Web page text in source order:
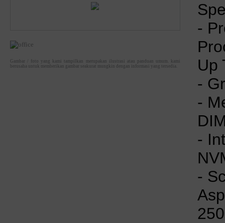
Gambar / foto yang kami tampilkan merupakan ilustrasi atau panduan umum. kami
berusaha untuk memberikan gambar seakurat mungkin dengan informasi yang tersedia.
-
Up
-
-
-
-